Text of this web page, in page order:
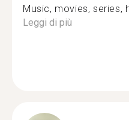
Music, movies, series,
Leggi di più